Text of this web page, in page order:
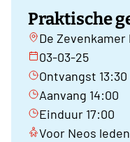
Praktische
De Zevenkamer
03-03-25
Ontvangst 13:30
Aanvang 14:00
Einduur 17:00
Voor Neos